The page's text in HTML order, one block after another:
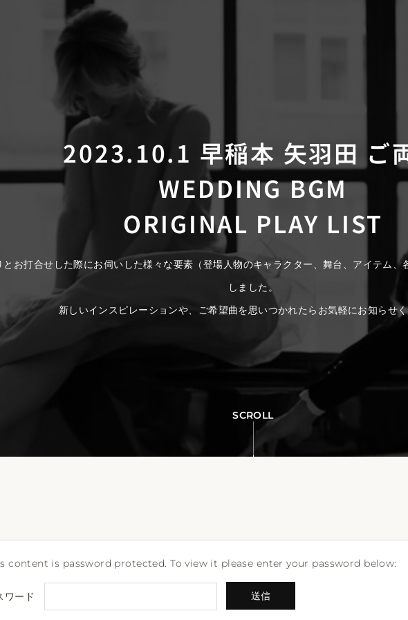
2023.10.1 早稲本 矢羽田 ご
WEDDING BGM
ORIGINAL PLAY LIST
とお打合せした際にお伺いした様々な要素（登場人物のキャラクター、舞台、アイテム
しました。
新しいインスピレーションや、ご希望曲を思いつかれたらお気軽にお知らせ
SCROLL
content is password protected. To view it please enter your password below:
ワード